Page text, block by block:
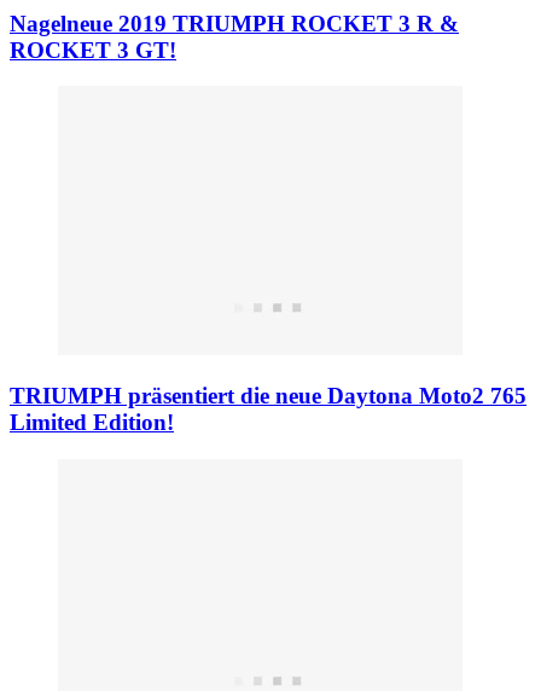
Nagelneue 2019 TRIUMPH ROCKET 3 R &
ROCKET 3 GT!
TRIUMPH präsentiert die neue Daytona Moto2 765
Limited Edition!